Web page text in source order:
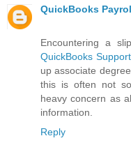
QuickBooks
Encountering a
QuickBooks
up associate
this is often not
heavy concern as
information.
Reply